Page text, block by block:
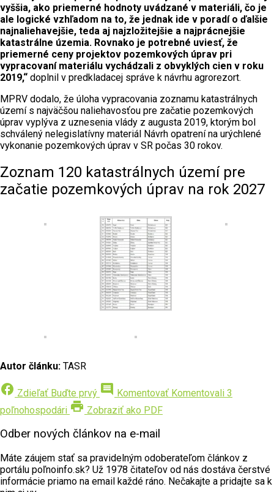
vyššia, ako priemerné hodnoty uvádzané v materiáli, čo je
ale logické vzhľadom na to, že jednak ide v poradí o ďalšie
najnaliehavejšie, teda aj najzložitejšie a najprácnejšie
katastrálne územia. Rovnako je potrebné uviesť, že
priemerné ceny projektov pozemkových úprav pri
vypracovaní materiálu vychádzali z obvyklých cien v roku
2019,“ doplnil v predkladacej správe k návrhu agrorezort.
MPRV dodalo, že úloha vypracovania zoznamu katastrálnych
území s najväčšou naliehavosťou pre začatie pozemkových
úprav vyplýva z uznesenia vlády z augusta 2019, ktorým bol
schválený nelegislatívny materiál Návrh opatrení na urýchlené
vykonanie pozemkových úprav v SR počas 30 rokov.
Zoznam 120 katastrálnych území pre
začatie pozemkových úprav na rok 2027
Autor článku: TASR
facebook Zdieľať Buďte prvý comment Komentovať Komentovali 3
poľnohospodári print Zobraziť ako PDF
Odber nových článkov na e-mail
Máte záujem stať sa pravidelným odoberateľom článkov z
portálu poľnoinfo.sk? Už 1978 čitateľov od nás dostáva čerstvé
informácie priamo na email každé ráno. Nečakajte a pridajte sa k